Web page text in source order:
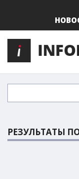
РЕЗУЛЬТАТЫ